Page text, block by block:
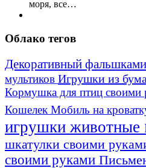
моря, все…
Облако тегов
Декоративный
мультиков Игрушки из
Кормушка для птиц своими
Кошелек Мобиль на
игрушки животные
шкатулки своими
своими руками